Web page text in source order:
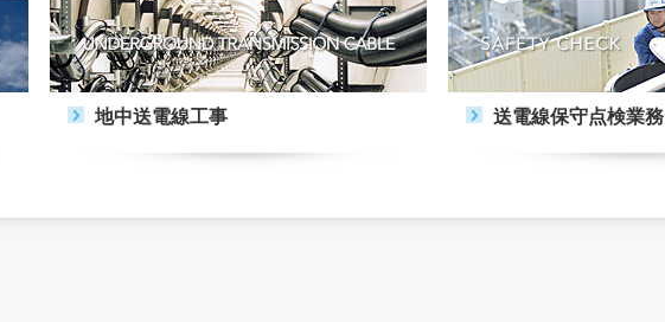
地中送電線工事 送電線保守点検業務